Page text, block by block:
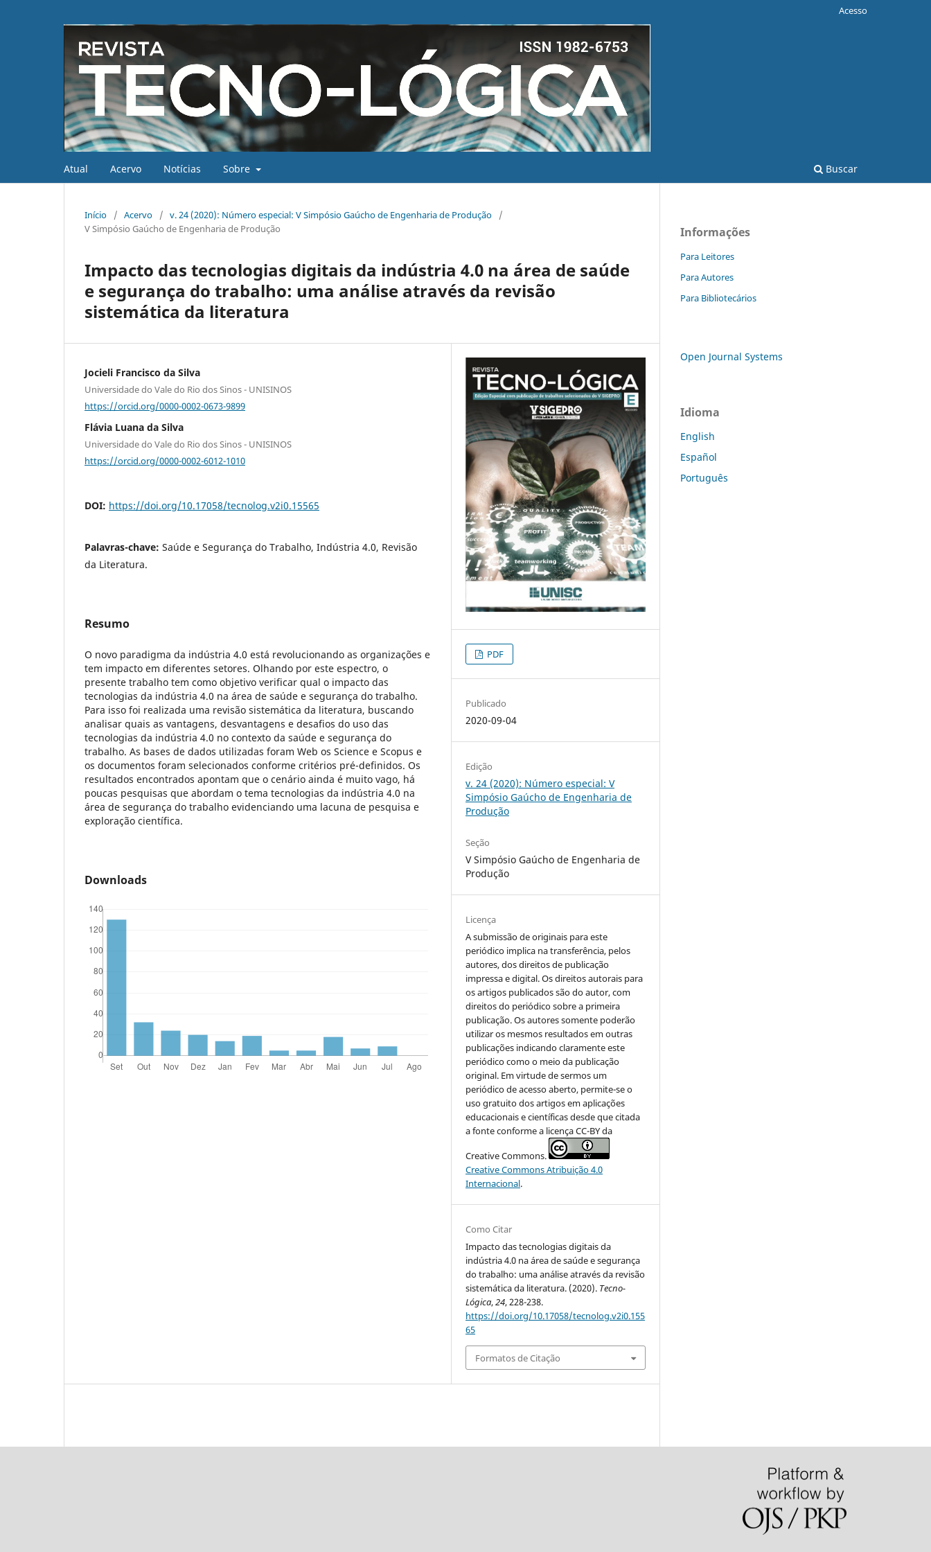
Atual Acervo Notícias Sobre Buscar
Acesso
Início / Acervo / v. 24 (2020): Número especial: V Simpósio Gaúcho de Engenharia de Produção
/
V Simpósio Gaúcho de Engenharia de Produção
Impacto das tecnologias digitais da indústria 4.0 na área de saúde
e segurança do trabalho: uma análise através da revisão
sistemática da literatura
Jocieli Francisco da Silva
Universidade do Vale do Rio dos Sinos - UNISINOS
https://orcid.org/0000-0002-0673-9899
Flávia Luana da Silva
Universidade do Vale do Rio dos Sinos - UNISINOS
https://orcid.org/0000-0002-6012-1010
DOI: https://doi.org/10.17058/tecnolog.v2i0.15565
Palavras-chave: Saúde e Segurança do Trabalho, Indústria 4.0, Revisão
da Literatura.
Resumo
O novo paradigma da indústria 4.0 está revolucionando as organizações e
tem impacto em diferentes setores. Olhando por este espectro, o
presente trabalho tem como objetivo verificar qual o impacto das
tecnologias da indústria 4.0 na área de saúde e segurança do trabalho.
Para isso foi realizada uma revisão sistemática da literatura, buscando
analisar quais as vantagens, desvantagens e desafios do uso das
tecnologias da indústria 4.0 no contexto da saúde e segurança do
trabalho. As bases de dados utilizadas foram Web os Science e Scopus e
os documentos foram selecionados conforme critérios pré-definidos. Os
resultados encontrados apontam que o cenário ainda é muito vago, há
poucas pesquisas que abordam o tema tecnologias da indústria 4.0 na
área de segurança do trabalho evidenciando uma lacuna de pesquisa e
exploração científica.
Downloads
PDF
Publicado
2020-09-04
Edição
v. 24 (2020): Número especial: V
Simpósio Gaúcho de Engenharia de
Produção
Seção
V Simpósio Gaúcho de Engenharia de
Produção
Licença
A submissão de originais para este
periódico implica na transferência, pelos
autores, dos direitos de publicação
impressa e digital. Os direitos autorais para
os artigos publicados são do autor, com
direitos do periódico sobre a primeira
publicação. Os autores somente poderão
utilizar os mesmos resultados em outras
publicações indicando claramente este
periódico como o meio da publicação
original. Em virtude de sermos um
periódico de acesso aberto, permite-se o
uso gratuito dos artigos em aplicações
educacionais e científicas desde que citada
a fonte conforme a licença CC-BY da
Creative Commons.
Creative Commons Atribuição 4.0
Internacional.
Como Citar
Impacto das tecnologias digitais da
indústria 4.0 na área de saúde e segurança
do trabalho: uma análise através da revisão
sistemática da literatura. (2020). Tecno-
Lógica,24, 228-238.
https://doi.org/10.17058/tecnolog.v2i0.155
65
Formatos de Citação
Informações
Para Leitores
Para Autores
Para Bibliotecários
Open Journal Systems
Idioma
English
Español
Português